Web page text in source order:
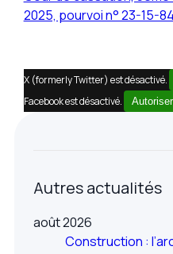
2025, pourvoi n° 23-15-
X (formerly Twitter) est désactivé.
Facebook est désactivé. Autoriser
Autres actualités
août 2026
Construction :